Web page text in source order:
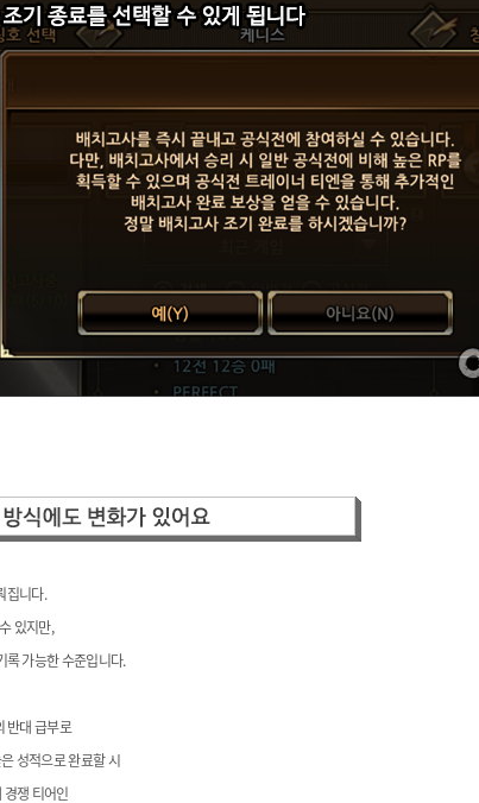
집니다.
있지만,
록가능한 수준입니다.
반대 급부로
성적으로완료할 시
쟁 티어인